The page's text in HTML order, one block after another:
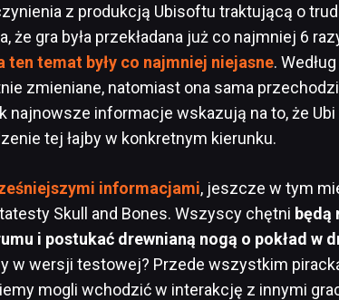
z produkcją Ubisoftu traktującą o
że gra była przekładana już co najmniej 6
ten temat były co najmniej niejasne.
zmieniane, natomiast ona sama
najnowsze informacje wskazują na to, że
tej łajby w konkretnym kierunku.
informacjami, jeszcze w tym
Skull and Bones. Wszyscy chętni będą
i postukać drewnianą nogą o pokład w
w wersji testowej? Przede wszystkim
mogli wchodzić w interakcję z innymi